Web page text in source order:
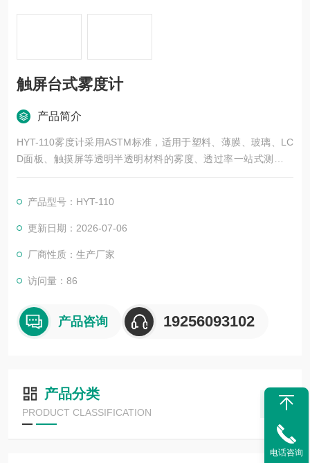
触屏台式雾度计
产品简介
HYT-110雾度计采用ASTM标准，适用于塑料、薄膜、玻璃、LC
D面板、触摸屏等透明半透明材料的雾度、透过率一站式测量解
决方案。触屏台式雾度计
产品型号：HYT-110
更新日期：2026-07-06
厂商性质：生产厂家
访问量：86
产品咨询 19256093102
产品分类
PRODUCT CLASSIFICATION
电话咨询